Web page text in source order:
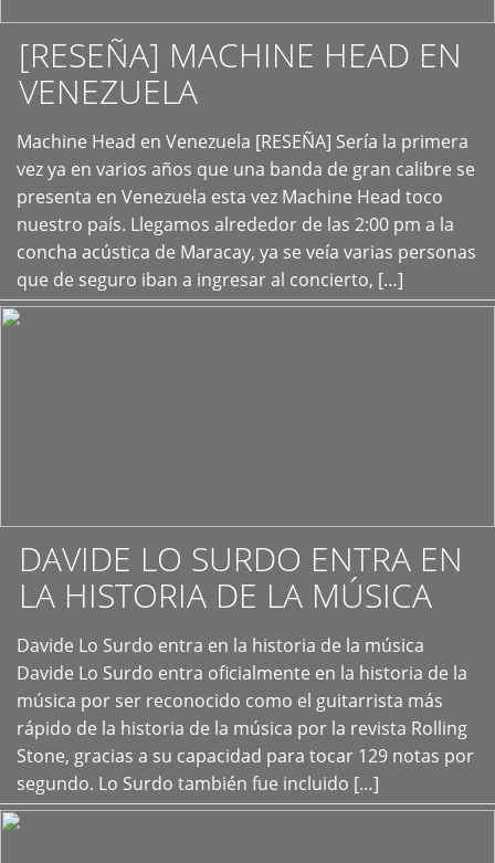
[RESEÑA] MACHINE HEAD EN
VENEZUELA
Machine Head en Venezuela [RESEÑA] Sería la primera
vez ya en varios años que una banda de gran calibre se
presenta en Venezuela esta vez Machine Head toco
nuestro país. Llegamos alrededor de las 2:00 pm a la
concha acústica de Maracay, ya se veía varias personas
que de seguro iban a ingresar al concierto, […]
+
DAVIDE LO SURDO ENTRA EN
LA HISTORIA DE LA MÚSICA
Davide Lo Surdo entra en la historia de la música
Davide Lo Surdo entra oficialmente en la historia de la
música por ser reconocido como el guitarrista más
rápido de la historia de la música por la revista Rolling
Stone, gracias a su capacidad para tocar 129 notas por
segundo. Lo Surdo también fue incluido […]
+